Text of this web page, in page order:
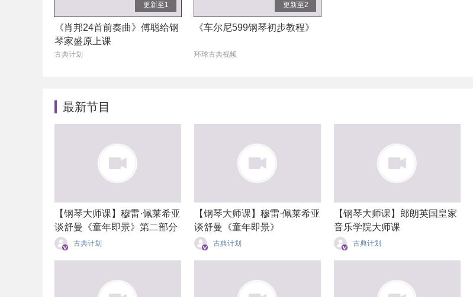
更新至1
《肖邦24首前奏曲》傅聪给钢
琴家盛原上课
古典计划
更新至2
《车尔尼599钢琴初步教程》
环球古典视频
最新节目
【钢琴大师课】穆雷·佩莱希亚
谈舒曼《童年即景》第二部分
古典计划
【钢琴大师课】穆雷·佩莱希亚
谈舒曼《童年即景》
古典计划
【钢琴大师课】郎朗英国皇家
音乐学院大师课
古典计划